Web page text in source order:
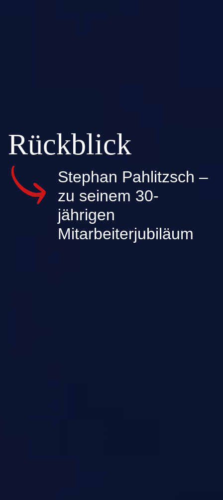
Rückblick
Stephan Pahlitzsch –
zu seinem 30-
jährigen
Mitarbeiterjubiläum